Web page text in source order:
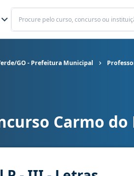
Buscar
GO - Prefeitura Municipal
GO - Prefeitura Municipal cargo
Carmo